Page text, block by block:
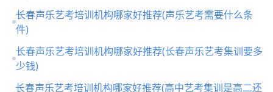
长春声乐艺考培训机构哪家好推荐(声乐艺考需要什么条
件)
长春声乐艺考培训机构哪家好推荐(长春声乐艺考集训要多
少钱)
长春声乐艺考培训机构哪家好推荐(高中艺考集训是高二还